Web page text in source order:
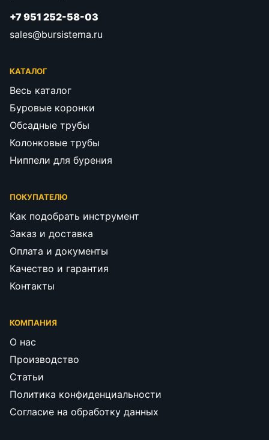
+7 951 252-58-03
sales@bursistema.ru
КАТАЛОГ
Весь каталог
Буровые коронки
Обсадные трубы
Колонковые трубы
Ниппели для бурения
ПОКУПАТЕЛЮ
Как подобрать инструмент
Заказ и доставка
Оплата и документы
Качество и гарантия
Контакты
КОМПАНИЯ
О нас
Производство
Статьи
Политика конфиденциальности
Согласие на обработку данных